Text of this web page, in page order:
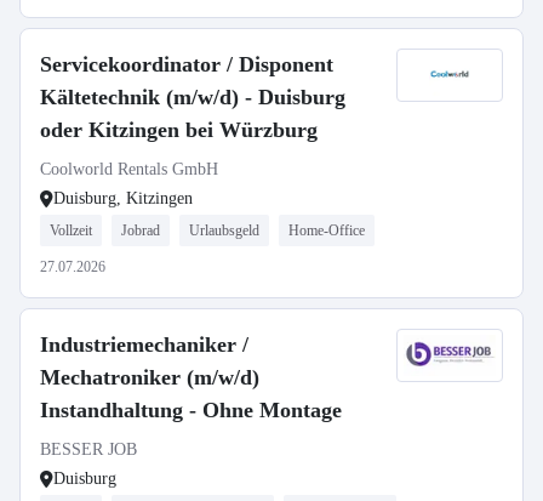
Servicekoordinator / Disponent
Kältetechnik (m/w/d) - Duisburg
oder Kitzingen bei Würzburg
Coolworld Rentals GmbH
Duisburg, Kitzingen
Vollzeit Jobrad Urlaubsgeld Home-Office
27.07.2026
Industriemechaniker /
Mechatroniker (m/w/d)
Instandhaltung - Ohne Montage
BESSER JOB
Duisburg